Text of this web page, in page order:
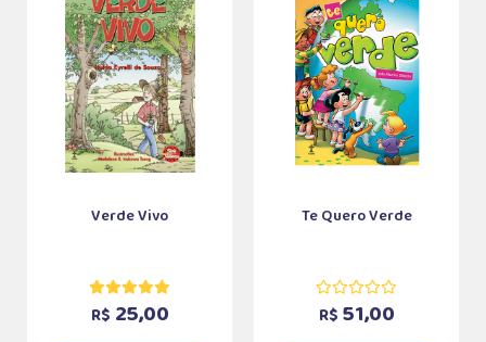
Verde Vivo
R$ 25,00
Te Quero Verde
R$ 51,00